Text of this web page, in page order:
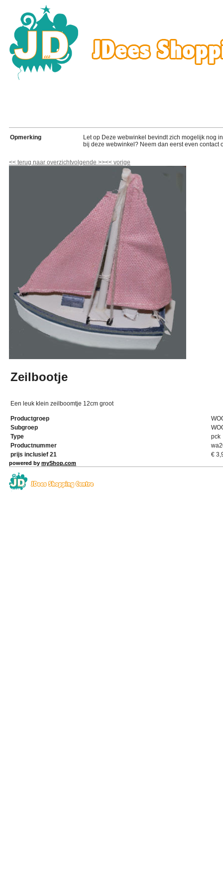
Opmerking
Let op Deze webwinkel bevindt zich mogelijk nog
bij deze webwinkel? Neem dan eerst even contact
<< terug naar overzichtvolgende >><< vorige
Zeilbootje
Een leuk klein zeilboomtje 12cm groot
Productgroep
Subgroep
Type
pck
Productnummer
prijs inclusief 21
€
powered by myShop.com